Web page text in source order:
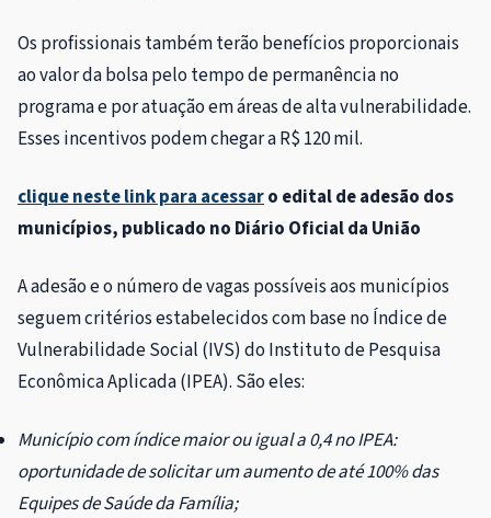
Os profissionais também terão benefícios proporcionais
ao valor da bolsa pelo tempo de permanência no
programa e por atuação em áreas de alta vulnerabilidade.
Esses incentivos podem chegar a R$ 120 mil.
clique neste link para acessaro edital de adesão dos
municípios, publicado no Diário Oficial da União
A adesão e o número de vagas possíveis aos municípios
seguem critérios estabelecidos com base no Índice de
Vulnerabilidade Social (IVS) do Instituto de Pesquisa
Econômica Aplicada (IPEA). São eles:
Município com índice maior ou igual a 0,4 no IPEA:
oportunidade de solicitar um aumento de até 100% das
Equipes de Saúde da Família;